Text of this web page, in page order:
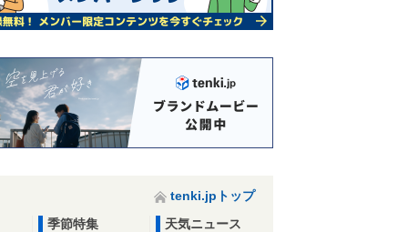
tenki.jpトップ
季節特集
天気ニュース